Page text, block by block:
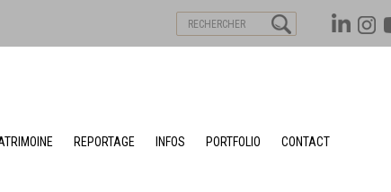
REPORTAGE INFOS PORTFOLIO CONTACT